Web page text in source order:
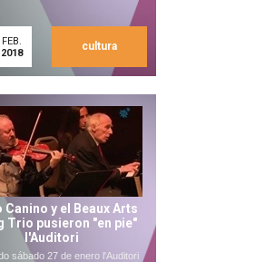
FEB.
2018
cultura
Canino y el Beaux Arts
Trio pusieron "en pie"
l'Auditori
sábado 27 de enero l'Auditori